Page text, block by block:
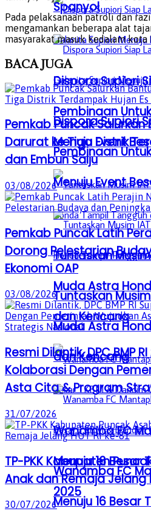
Dispora Supiori
Pembinaan
Menuju Event
Tuntaskan
Muda Astra
dan Kencang
Wanamba FC
Menuju 16 Besar
2025
Spanyol
Dispora Supiori
Pembinaan
Menuju Event
Tuntaskan
Muda Astra
dan Kencang
Wanamba FC
Menuju 16 Besar
Pada pelaksanaan patroli dan
mengamankan beberapa alat
masyarakat masuk kedalam kota
BACAJUGA
Pemkab Puncak
Darurat ke Tiga Distrik
dan Embun Salju
03/08/2026
Pemkab Puncak Latih
Dorong Pelestarian
Ekonomi OAP
03/08/2026
Resmi Dilantik, DPC BMP
Kolaborasi Dengan
Asta Cita & Program
31/07/2026
TP-PKK Kabupaten
Anak dan Remaja Jelang
30/07/2026